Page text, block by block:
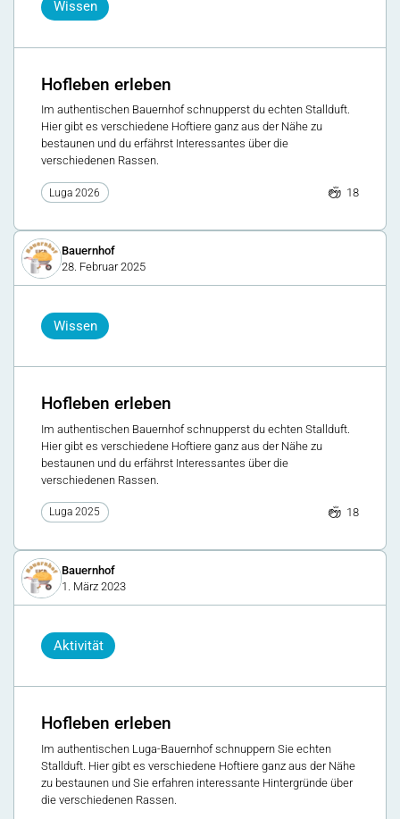
Wissen
Hofleben erleben
Im authentischen Bauernhof schnupperst du echten Stallduft.
Hier gibt es verschiedene Hoftiere ganz aus der Nähe zu
bestaunen und du erfährst Interessantes über die
verschiedenen Rassen.
Luga 2026 18
Bauernhof
28. Februar 2025
Wissen
Hofleben erleben
Im authentischen Bauernhof schnupperst du echten Stallduft.
Hier gibt es verschiedene Hoftiere ganz aus der Nähe zu
bestaunen und du erfährst Interessantes über die
verschiedenen Rassen.
Luga 2025 18
Bauernhof
1. März 2023
Aktivität
Hofleben erleben
Im authentischen Luga-Bauernhof schnuppern Sie echten
Stallduft. Hier gibt es verschiedene Hoftiere ganz aus der Nähe
zu bestaunen und Sie erfahren interessante Hintergründe über
die verschiedenen Rassen.